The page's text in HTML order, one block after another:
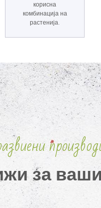
корисна
комбинација на
растенија.
за